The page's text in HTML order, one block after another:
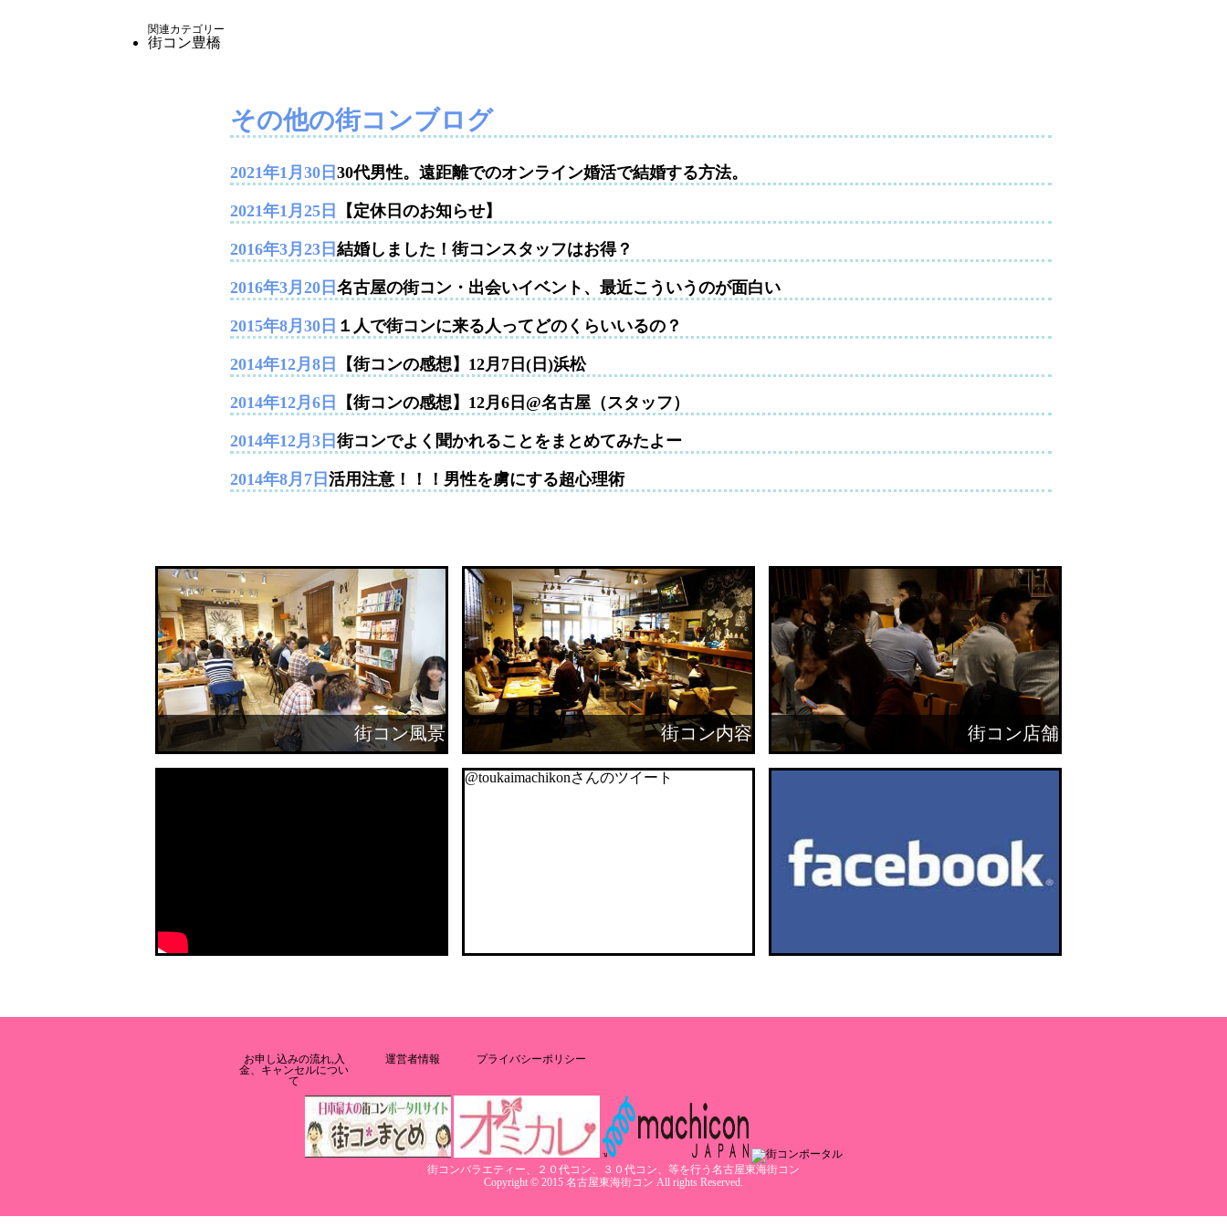
関連カテゴリー
街コン豊橋
その他の街コンブログ
2021年1月30日 30代男性。遠距離でのオンライン婚活で結婚する方法。
2021年1月25日 【定休日のお知らせ】
2016年3月23日 結婚しました！街コンスタッフはお得？
2016年3月20日 名古屋の街コン・出会いイベント、最近こういうのが面白い
2015年8月30日 １人で街コンに来る人ってどのくらいいるの？
2014年12月8日 【街コンの感想】12月7日(日)浜松
2014年12月6日 【街コンの感想】12月6日@名古屋（スタッフ）
2014年12月3日 街コンでよく聞かれることをまとめてみたよー
2014年8月7日 活用注意！！！男性を虜にする超心理術
街コン風景 街コン内容 街コン店舗
@toukaimachikonさんのツイート
お申し込みの流れ,入
金、キャンセルについ
て
運営者情報 プライバシーポリシー
街コンバラエティー、２０代コン、３０代コン、等を行う名古屋東海街コン
Copyright © 2015 名古屋東海街コン All rights Reserved.